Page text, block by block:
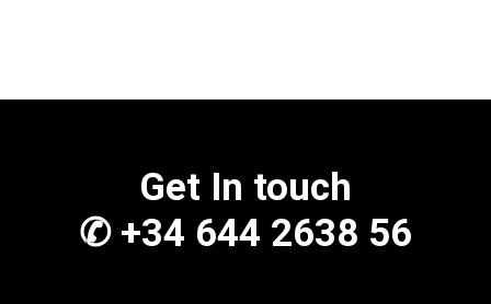
Get In touch
✆ +34 644 2638 56